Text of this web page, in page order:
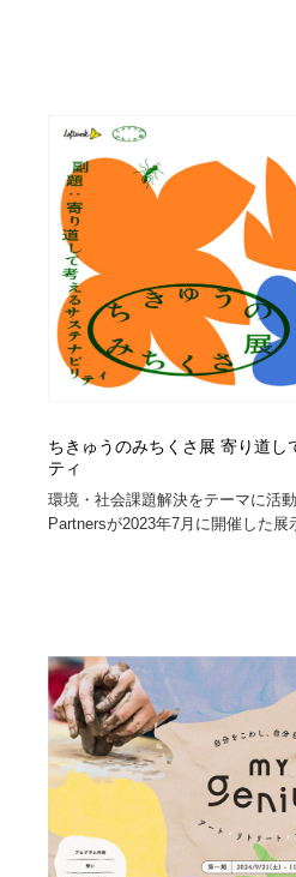
ちきゅうのみちくさ展 寄り道し
ティ
環境・社会課題解決をテーマに活
Partnersが2023年7月に開催した